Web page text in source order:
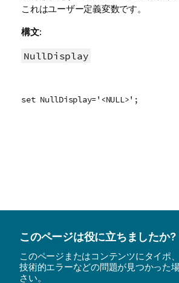
これはユーザー定義変数です。
構文:
NullDisplay
set NullDisplay='<NULL>';
このページは役に立ちましたか?
このページまたはコンテンツにタイポ
技術的エラーなどの問題が見つかった
さい。